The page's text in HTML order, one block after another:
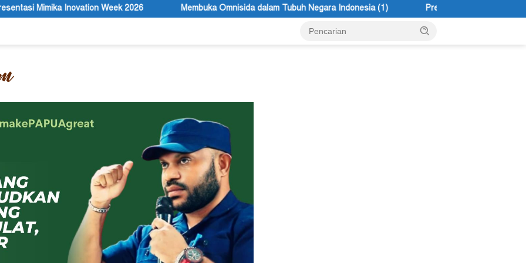
2026 Membuka Omnisida dalam Tubuh Negara Indonesia (1) Presiden Serius Jalankan Sosialis Kerakyatan untuk